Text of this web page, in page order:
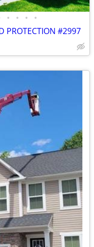
• • • •
PROTECTION #2997